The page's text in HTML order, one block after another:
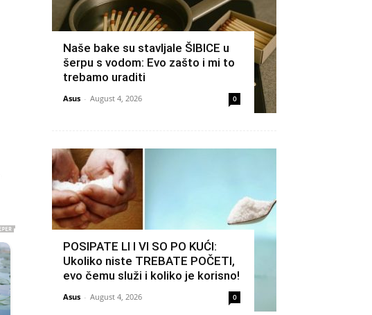
Naše bake su stavljale ŠIBICE u
šerpu s vodom: Evo zašto i mi to
trebamo uraditi
Asus - August 4, 2026 0
POSIPATE LI I VI SO PO KUĆI:
Ukoliko niste TREBATE POČETI,
evo čemu služi i koliko je korisno!
Asus - August 4, 2026 0